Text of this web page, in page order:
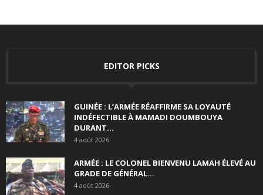
EDITOR PICKS
GUINÉE : L’ARMÉE RÉAFFIRME SA LOYAUTÉ
INDÉFECTIBLE À MAMADI DOUMBOUYA
DURANT...
4 août 2026
ARMÉE : LE COLONEL BIENVENU LAMAH ÉLEVÉ AU
GRADE DE GÉNÉRAL...
4 août 2026